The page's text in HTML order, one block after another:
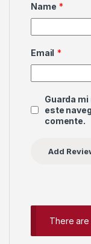
Name *
Email *
Guarda
este
comente.
There